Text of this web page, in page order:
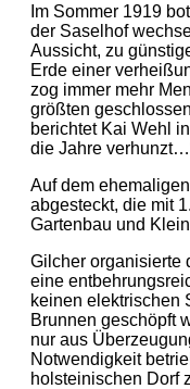
Im Sommer 1919
der Saselhof
Aussicht, zu
Erde einer
zog immer mehr
größten
berichtet Kai Wehl
die Jahre
Auf dem
abgesteckt, die mit
Gartenbau und
Gilcher organisierte
eine
keinen elektrischen
Brunnen geschöpft
nur aus
Notwendigkeit
holsteinischen Dorf